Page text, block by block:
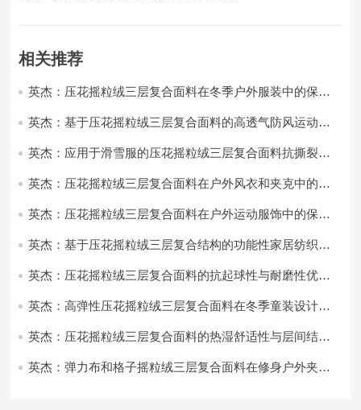
相关推荐
英杰：压花摇粒绒三层复合面料在冬季户外服装中的保暖
英杰：基于压花摇粒绒三层复合面料的高透气防风运动服
英杰：应用于滑雪服的压花摇粒绒三层复合面料抗撕裂与
英杰：压花摇粒绒三层复合面料在户外风衣和夹克中的应
英杰：压花摇粒绒三层复合面料在户外运动服饰中的保暖
英杰：基于压花摇粒绒三层复合结构的功能性家居纺织品
英杰：压花摇粒绒三层复合面料的抗起球性与耐磨性优化
英杰：高弹性压花摇粒绒三层复合面料在冬季童装设计中
英杰：压花摇粒绒三层复合面料的热湿舒适性与层间结合
英杰：弹力布和格子摇粒绒三层复合面料在修身户外夹克